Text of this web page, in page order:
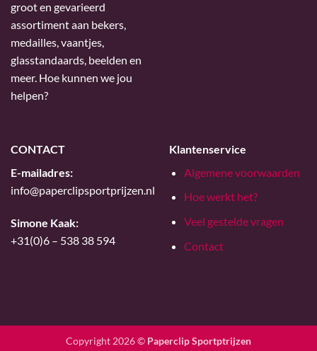
groot en gevarieerd
assortiment aan bekers,
medailles, vaantjes,
glasstandaards, beelden en
meer. Hoe kunnen we jou
helpen?
CONTACT
E-mailadres:
info@paperclipsportprijzen.nl
Simone Kaak:
+31(0)6 – 538 38 594
Klantenservice
Algemene voorwaarden
Hoe werkt het?
Veel gestelde vragen
Contact
Copyright 2026 © Paperclip Sportptrijzen